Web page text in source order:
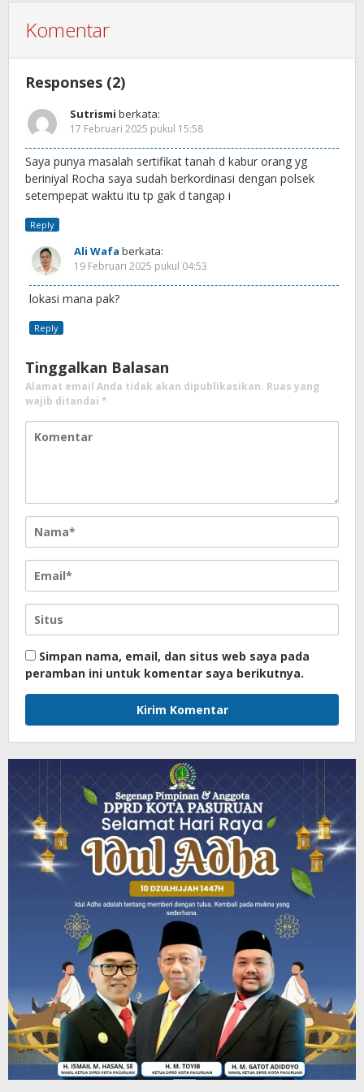
Komentar
Responses (2)
Sutrismi berkata:
17 Februari 2025 pukul 15:58
Saya punya masalah sertifikat tanah d kabur orang yg
beriniyal Rocha saya sudah berkordinasi dengan polsek
setempepat waktu itu tp gak d tangap i
Reply
Ali Wafa berkata:
19 Februari 2025 pukul 04:53
lokasi mana pak?
Reply
Tinggalkan Balasan
Alamat email Anda tidak akan dipublikasikan. Ruas yang
wajib ditandai *
Simpan nama, email, dan situs web saya pada
peramban ini untuk komentar saya berikutnya.